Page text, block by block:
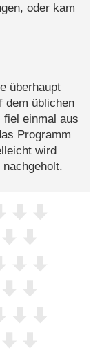
oder kam
überhaupt
dem üblichen
fiel einmal aus
Programm
wird